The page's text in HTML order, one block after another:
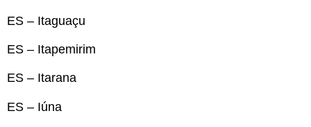
ES – Itaguaçu
ES – Itapemirim
ES – Itarana
ES – Iúna